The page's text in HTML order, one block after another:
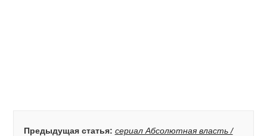
Предыдущая статья: сериал Абсолютная власть /